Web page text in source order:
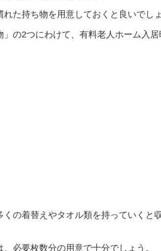
た持ち物を用意しておくと良いでしょ
の2つにわけて、有料老人ホーム入
の着替えやタオル類を持っていくと
必要枚数分の用意で十分でしょう。